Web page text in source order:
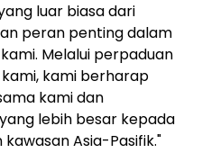
luar biasa dari
peran penting dalam
Melalui perpaduan
kami berharap
kami dan
lebih besar kepada
Asia-Pasifik."